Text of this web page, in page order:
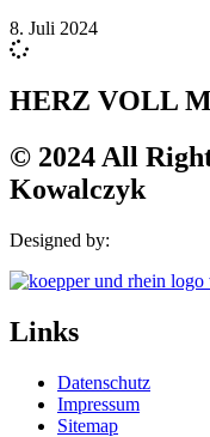
8. Juli 2024
HERZ VOLL
© 2024 All
Kowalczyk
Designed by:
Links
Datenschutz
Impressum
Sitemap